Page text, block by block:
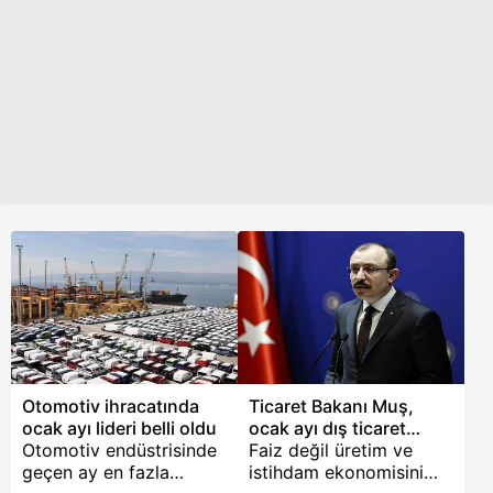
Otomotiv ihracatında
ocak ayı lideri belli oldu
Otomotiv endüstrisinde
geçen ay en fazla
Ticaret Bakanı Muş,
ocak ayı dış ticaret
rakamlarını açıklıyor
Faiz değil üretim ve
istihdam ekonomisini